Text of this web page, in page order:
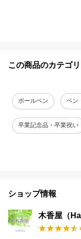
この商品のカテゴ
ボールペン ペン
卒業記念品・卒業祝い
ショップ情報
木香屋（